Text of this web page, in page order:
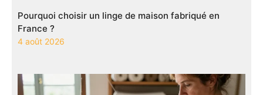
Pourquoi choisir un linge de maison fabriqué en
France ?
4 août 2026